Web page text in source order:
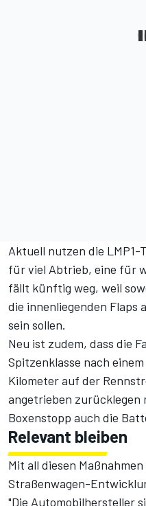
Aktuell nutzen die LMP1-
für viel Abtrieb, eine für
fällt künftig weg, weil
die innenliegenden
sein sollen.
Neu ist zudem, dass die
Spitzenklasse nach
Kilometer auf der
angetrieben zurücklegen
Boxenstopp auch die
Relevant bleiben
Mit all diesen
Straßenwagen-
"Die Automobilhersteller